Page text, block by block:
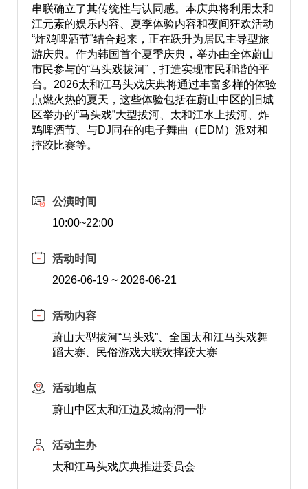
串联确立了其传统性与认同感。本庆典将利用太和
江元素的娱乐内容、夏季体验内容和夜间狂欢活动
“炸鸡啤酒节”结合起来，正在跃升为居民主导型旅
游庆典。作为韩国首个夏季庆典，举办由全体蔚山
市民参与的“马头戏拔河”，打造实现市民和谐的平
台。2026太和江马头戏庆典将通过丰富多样的体验
点燃火热的夏天，这些体验包括在蔚山中区的旧城
区举办的“马头戏”大型拔河、太和江水上拔河、炸
鸡啤酒节、与DJ同在的电子舞曲（EDM）派对和
摔跤比赛等。
公演时间
10:00~22:00
活动时间
2026-06-19 ~ 2026-06-21
活动内容
蔚山大型拔河“马头戏”、全国太和江马头戏舞
蹈大赛、民俗游戏大联欢摔跤大赛
活动地点
蔚山中区太和江边及城南洞一带
活动主办
太和江马头戏庆典推进委员会